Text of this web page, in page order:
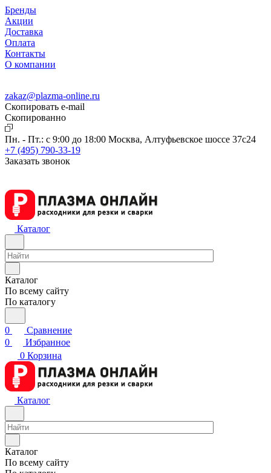
Бренды
Акции
Доставка
Оплата
Контакты
О компании
zakaz@plazma-online.ru
Скопировать e-mail
Cкопированно
Пн. - Пт.: с 9:00 до 18:00 Москва, Алтуфьевское шоссе 37с24
+7 (495) 790-33-19
Заказать звонок
Каталог
Каталог
По всему сайту
По каталогу
0
Сравнение
0
Избранное
0 Корзина
Каталог
Каталог
По всему сайту